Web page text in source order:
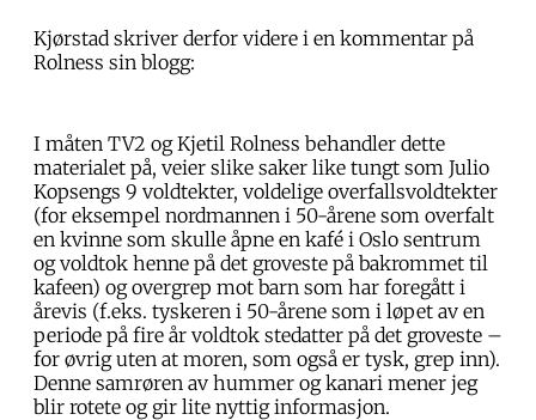
Kjørstad skriver derfor videre i en kommentar på
Rolness sin blogg:
I måten TV2 og Kjetil Rolness behandler dette
materialet på, veier slike saker like tungt som Julio
Kopsengs 9 voldtekter, voldelige overfallsvoldtekter
(for eksempel nordmannen i 50-årene som overfalt
en kvinne som skulle åpne en kafé i Oslo sentrum
og voldtok henne på det groveste på bakrommet til
kafeen) og overgrep mot barn som har foregått i
årevis (f.eks. tyskeren i 50-årene som i løpet av en
periode på fire år voldtok stedatter på det groveste –
for øvrig uten at moren, som også er tysk, grep inn).
Denne samrøren av hummer og kanari mener jeg
blir rotete og gir lite nyttig informasjon.